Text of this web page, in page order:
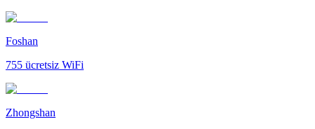
Foshan
755 ücretsiz WiFi
Zhongshan